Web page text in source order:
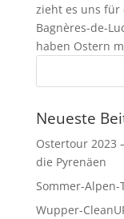
zieht es uns für
Bagnères-de-
haben Ostern
Neueste
Ostertour 2023
die Pyrenäen
Sommer-Alpen-
Wupper-